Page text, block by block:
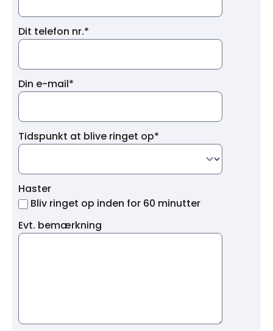
Dit telefon nr.*
Din e-mail*
Tidspunkt at blive ringet op*
Haster
Bliv ringet op inden for 60 minutter
Evt. bemærkning